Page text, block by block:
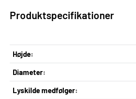
Produktspecifikationer
Højde:
Diameter:
Lyskilde medfølger: